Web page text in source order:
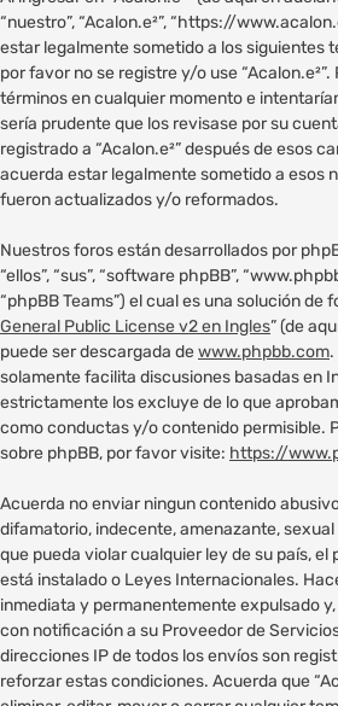
“nuestro”, “Acalon.e²”, “https://
estar legalmente sometido a los siguientes
por favor no se registre y/o use
términos en cualquier momento e
sería prudente que los revisase por su
registrado a “Acalon.e²” después de esos
acuerda estar legalmente sometido a esos
fueron actualizados y/o reformados.
Nuestros foros están desarrollados por
“ellos”, “sus”, “software phpBB”,
“phpBB Teams”) el cual es una solución de
General Public License v2 en Ingles” (de
puede ser descargada dewww.phpbb.com
solamente facilita discusiones basadas en
estrictamente los excluye de lo que
como conductas y/o contenido permisible.
sobre phpBB, por favor visite: https://
Acuerda no enviar ningun contenido
difamatorio, indecente, amenazante,
que pueda violar cualquier ley de su país, el
está instalado o Leyes Internacionales.
inmediata y permanentemente expulsado
con notificación a su Proveedor de
direcciones IP de todos los envíos son
reforzar estas condiciones. Acuerda que